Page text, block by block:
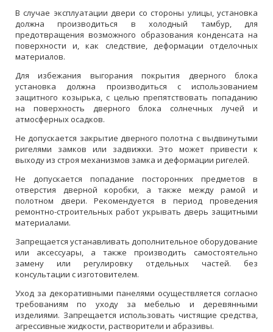
В случае эксплуатации двери со стороны улицы, установка
должна производиться в холодный тамбур, для
предотвращения возможного образования конденсата на
поверхности и, как следствие, деформации отделочных
материалов.
Для избежания выгорания покрытия дверного блока
установка должна производиться с использованием
защитного козырька, с целью препятствовать попаданию
на поверхность дверного блока солнечных лучей и
атмосферных осадков.
Не допускается закрытие дверного полотна с выдвинутыми
ригелями замков или задвижки. Это может привести к
выходу из строя механизмов замка и деформации ригелей.
Не допускается попадание посторонних предметов в
отверстия дверной коробки, а также между рамой и
полотном двери. Рекомендуется в период проведения
ремонтно-строительных работ укрывать дверь защитными
материалами.
Запрещается устанавливать дополнительное оборудование
или аксессуары, а также производить самостоятельно
замену или регулировку отдельных частей. без
консультации с изготовителем.
Уход за декоративными панелями осуществляется согласно
требованиям по уходу за мебелью и деревянными
изделиями. Запрещается использовать чистящие средства,
агрессивные жидкости, растворители и абразивы.